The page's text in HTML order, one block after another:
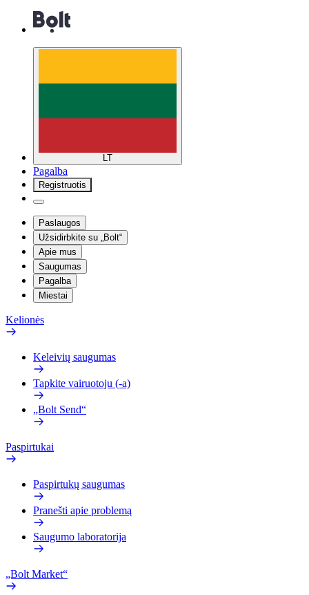
LT
Pagalba
Registruotis
Paslaugos
Užsidirbkite su „Bolt“
Apie mus
Saugumas
Pagalba
Miestai
Kelionės
Keleivių saugumas
Tapkite vairuotoju (-a)
„Bolt Send“
Paspirtukai
Paspirtukų saugumas
Pranešti apie problemą
Saugumo laboratorija
„Bolt Market“